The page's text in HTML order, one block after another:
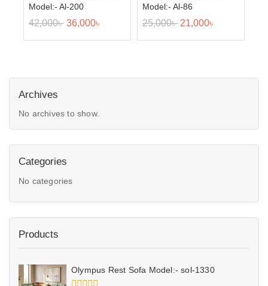
Model:- Al-200
42,000৳ 36,000৳
Model:- Al-86
25,000৳ 21,000৳
Archives
No archives to show.
Categories
No categories
Products
Olympus Rest Sofa Model:- sol-1330